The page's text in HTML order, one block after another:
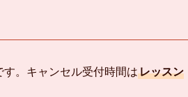
。キャンセル受付時間はレッスン